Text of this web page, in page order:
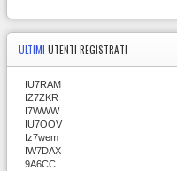
ULTIMI UTENTI REGISTRATI
IU7RAM
IZ7ZKR
I7WWW
IU7OOV
Iz7wem
IW7DAX
9A6CC